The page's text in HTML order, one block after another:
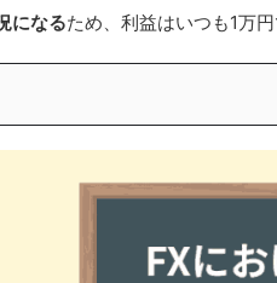
になるため、利益はいつも1万円